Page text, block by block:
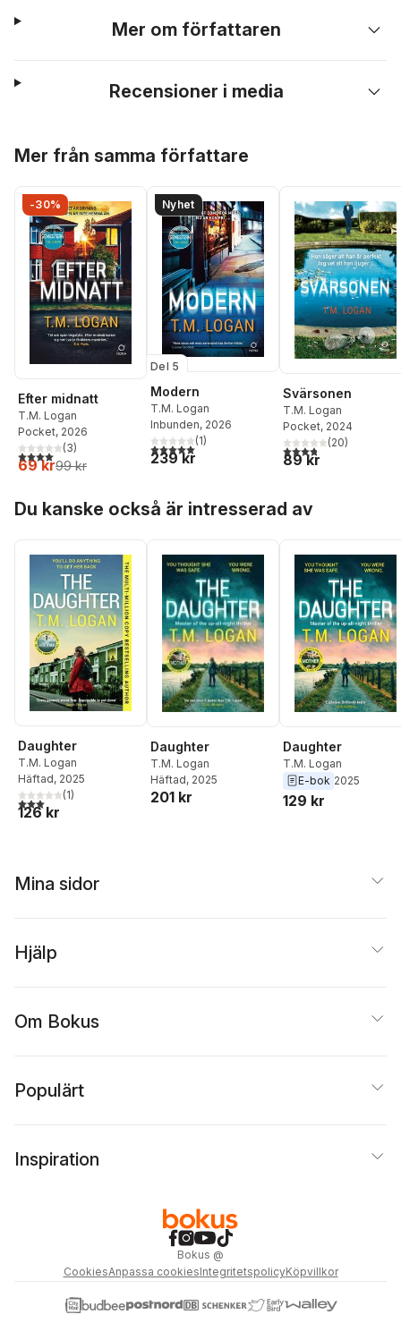
Mer om författaren
Recensioner i media
Mer från samma författare
-30%
Efter midnatt
T.M. Logan
Pocket, 2026
4,0utav 5 stjärnor. Totalt antal röster:
(3)
69 kr99 kr
Nyhet
Del 5
Modern
T.M. Logan
Inbunden, 2026
5,0utav 5 stjärnor. Totalt antal röster:
(1)
239 kr
Svärsonen
T.M. Logan
Pocket, 2024
3,8utav 5 stjärnor.
(20)
89 kr
Du kanske också är intresserad av
Daughter
T.M. Logan
Häftad, 2025
3,0utav 5 stjärnor. Totalt antal röster:
(1)
126 kr
Daughter
T.M. Logan
Häftad, 2025
201 kr
Daughter
T.M. Logan
E-bok 2025
129 kr
Mina sidor
Hjälp
Om Bokus
Populärt
Inspiration
Bokus @
CookiesAnpassa cookiesIntegritetspolicyKöpvillkor